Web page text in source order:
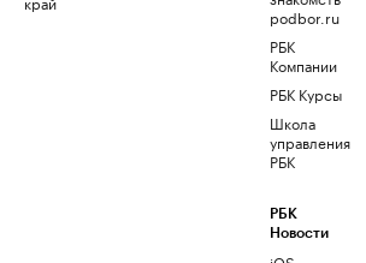
podbor.ru
РБК
Компании
РБК Курсы
Школа
управления
РБК
РБК
Новости